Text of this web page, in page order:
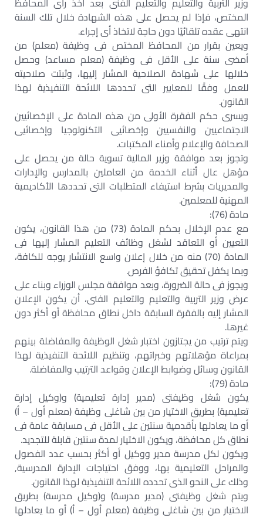
المختص، فإذا لم يحصل على هذه الشهادة خلال تلك السنة
انتهى عقده تلقائيًا دون حاجة لاتخاذ أى إجراء.
ويعين بقرار من المحافظ المختص فى وظيفة (معلم) من
أمضى سنة على الأقل فى وظيفة (معلم مساعد) وحصل
خلالها على شهادة الصلاحية المشار إليها، وثبتت صلاحيته
للعمل وفقًا للمعايير التى تحددها اللائحة التنفيذية لهذا
القانون.
ويسرى حكم الفقرة الأولى من هذه المادة على الإخصائيين
الاجتماعيين والنفسيين وإخصائيى التكنولوجيا وإخصائيى
الصحافة والإعلام وأمناء المكتبات.
وتجوز بعد موافقة وزير المالية تسوية حالة من يحصل على
مؤهل عال أثناء الخدمة من العاملين بالمدارس والإدارات
والمديريات بشرط استيفاء المتطلبات التى تحددها الأكاديمية
المهنية للمعلمين.
مادة (76):
مع عدم الإخلال بحكم المادة (73) من هذا القانون، يكون
التعيين أو التعاقد لشغل وظائف التعليم المشار إليها فى
المادة (70) منه من خلال إعلان واسع الانتشار يوجه للكافة،
وبما يكفل تحقيق تكافؤ الفرص.
ويجوز فى حالة الضرورة، وبعد موافقة مجلس الوزراء وبناء على
عرض وزير التربية والتعليم والتعليم الفنى، أن يكون الإعلان
المشار إليه بالفقرة السابقة داخل نطاق محافظة أو أكثر دون
غيرها.
ويتم ترتيب من يجتازون اختبار شغل الوظيفة والمفاضلة بينهم
بمراعاة مؤهلاتهم وخبراتهم، وتنظيم اللائحة التنفيذية لهذا
القانون وسائل وضوابط الإعلان وقواعد الترتيب والمفاضلة.
مادة (79):
يكون شغل وظيفتى (مدير إدارة تعليمية) و(وكيل إدارة
تعليمية) بطريق الاختيار من بين شاغلى وظيفة (معلم أول – أ)
أو ما يعادلها بأقدمية سنتين على الأقل فى مسابقة عامة فى
نطاق كل محافظة، ويكون الاختيار لمدة سنتين قابلة للتجديد.
ويكون لكل مدرسة مدير ووكيل أو أكثر بحسب عدد الفصول
والمراحل التعليمية بها، ووفق احتياجات الإدارة المدرسية,
وذلك على النحو الذى تحدده اللائحة التنفيذية لهذا القانون.
ويتم شغل وظيفتى (مدير مدرسة) و(وكيل مدرسة) بطريق
الاختيار من بين شاغلى وظيفة (معلم أول – أ) أو ما يعادلها